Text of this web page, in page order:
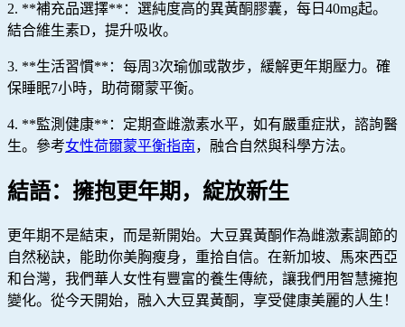
2. **補充品選擇**：選純度高的異黃酮膠囊，每日40mg起。
結合維生素D，提升吸收。
3. **生活習慣**：每周3次瑜伽或散步，緩解更年期壓力。確
保睡眠7小時，助荷爾蒙平衡。
4. **監測健康**：定期查雌激素水平，如有嚴重症狀，諮詢醫
生。參考女性荷爾蒙平衡指南，融合自然與科學方法。
結語：擁抱更年期，綻放新生
更年期不是結束，而是新開始。大豆異黃酮作為雌激素調節的
自然秘訣，能助你美胸瘦身，重拾自信。在新加坡、馬來西亞
和台灣，我們華人女性有豐富的養生傳統，讓我們用智慧擁抱
變化。從今天開始，融入大豆異黃酮，享受健康美麗的人生！